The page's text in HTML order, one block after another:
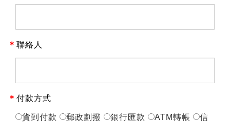
＊ 聯絡人
＊ 付款方式
貨到付款 郵政劃撥 銀行匯款 ATM轉帳
信